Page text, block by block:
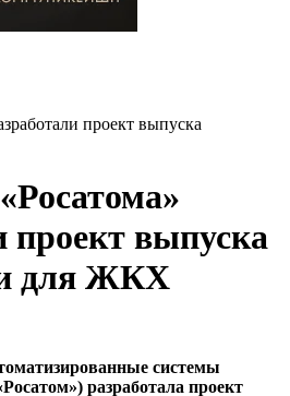
проект выпуска
проект выпуска
для ЖКХ
системы
разработала проект